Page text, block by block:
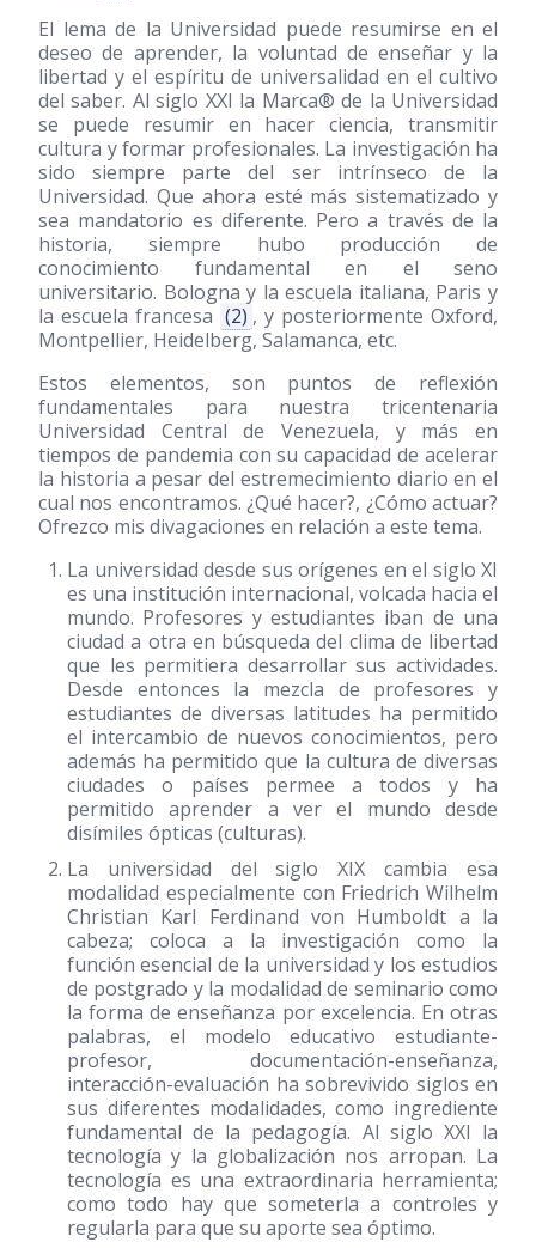
El lema de la Universidad puede resumirse en el
deseo de aprender, la voluntad de enseñar y la
libertad y el espíritu de universalidad en el cultivo
del saber. Al siglo XXI la Marca® de la Universidad
se puede resumir en hacer ciencia, transmitir
cultura y formar profesionales. La investigación ha
sido siempre parte del ser intrínseco de la
Universidad. Que ahora esté más sistematizado y
sea mandatorio es diferente. Pero a través de la
historia, siempre hubo producción de
conocimiento fundamental en el seno
universitario. Bologna y la escuela italiana, Paris y
la escuela francesa (2) , y posteriormente Oxford,
Montpellier, Heidelberg, Salamanca, etc.
Estos elementos, son puntos de reflexión
fundamentales para nuestra tricentenaria
Universidad Central de Venezuela, y más en
tiempos de pandemia con su capacidad de acelerar
la historia a pesar del estremecimiento diario en el
cual nos encontramos. ¿Qué hacer?, ¿Cómo actuar?
Ofrezco mis divagaciones en relación a este tema.
La universidad desde sus orígenes en el siglo XI
es una institución internacional, volcada hacia el
mundo. Profesores y estudiantes iban de una
ciudad a otra en búsqueda del clima de libertad
que les permitiera desarrollar sus actividades.
Desde entonces la mezcla de profesores y
estudiantes de diversas latitudes ha permitido
el intercambio de nuevos conocimientos, pero
además ha permitido que la cultura de diversas
ciudades o países permee a todos y ha
permitido aprender a ver el mundo desde
disímiles ópticas (culturas).
La universidad del siglo XIX cambia esa
modalidad especialmente con Friedrich Wilhelm
Christian Karl Ferdinand von Humboldt a la
cabeza; coloca a la investigación como la
función esencial de la universidad y los estudios
de postgrado y la modalidad de seminario como
la forma de enseñanza por excelencia. En otras
palabras, el modelo educativo estudiante-
profesor, documentación-enseñanza,
interacción-evaluación ha sobrevivido siglos en
sus diferentes modalidades, como ingrediente
fundamental de la pedagogía. Al siglo XXI la
tecnología y la globalización nos arropan. La
tecnología es una extraordinaria herramienta;
como todo hay que someterla a controles y
regularla para que su aporte sea óptimo.